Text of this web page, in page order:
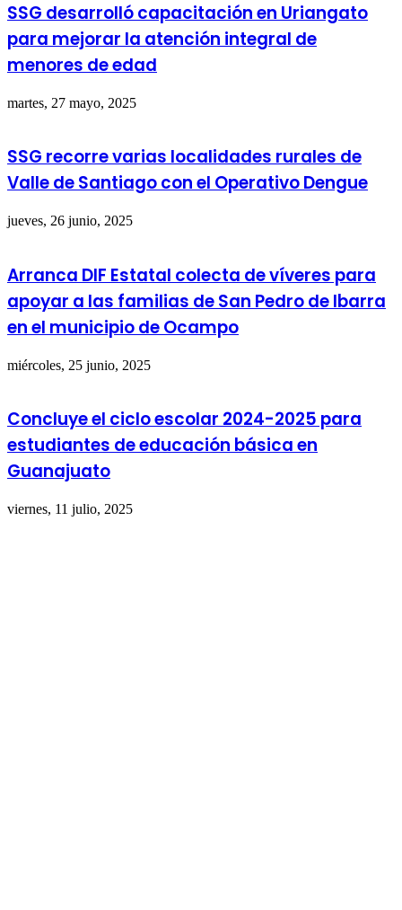
SSG desarrolló capacitación en Uriangato
para mejorar la atención integral de
menores de edad
martes, 27 mayo, 2025
SSG recorre varias localidades rurales de
Valle de Santiago con el Operativo Dengue
jueves, 26 junio, 2025
Arranca DIF Estatal colecta de víveres para
apoyar a las familias de San Pedro de Ibarra
en el municipio de Ocampo
miércoles, 25 junio, 2025
Concluye el ciclo escolar 2024-2025 para
estudiantes de educación básica en
Guanajuato
viernes, 11 julio, 2025